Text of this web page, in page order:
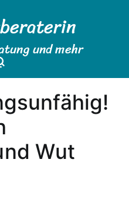
und mehr
Wut